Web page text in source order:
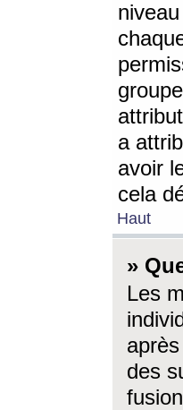
a
avoir
cela
Haut
»
Les
des